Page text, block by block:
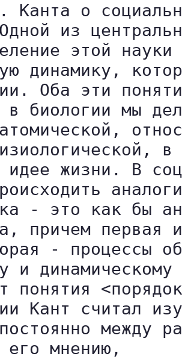
Канта о
из
этой
динамику,
Оба эти
в биологии мы
в
идее жизни. В
- это как бы
причем первая
- процессы
и
понятия
Кант считал
между
мнению,